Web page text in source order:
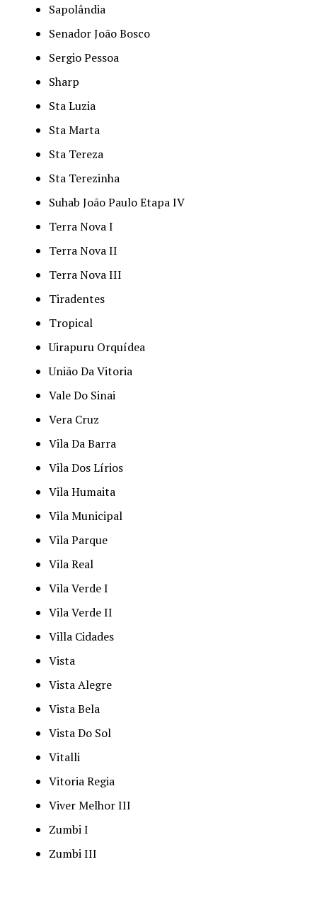
Sapolândia
Senador João Bosco
Sergio Pessoa
Sharp
Sta Luzia
Sta Marta
Sta Tereza
Sta Terezinha
Suhab João Paulo Etapa IV
Terra Nova I
Terra Nova II
Terra Nova III
Tiradentes
Tropical
Uirapuru Orquídea
União Da Vitoria
Vale Do Sinai
Vera Cruz
Vila Da Barra
Vila Dos Lírios
Vila Humaita
Vila Municipal
Vila Parque
Vila Real
Vila Verde I
Vila Verde II
Villa Cidades
Vista
Vista Alegre
Vista Bela
Vista Do Sol
Vitalli
Vitoria Regia
Viver Melhor III
Zumbi I
Zumbi III